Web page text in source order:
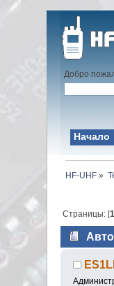
Добро
Начало
HF-UHF »
Страницы: [1